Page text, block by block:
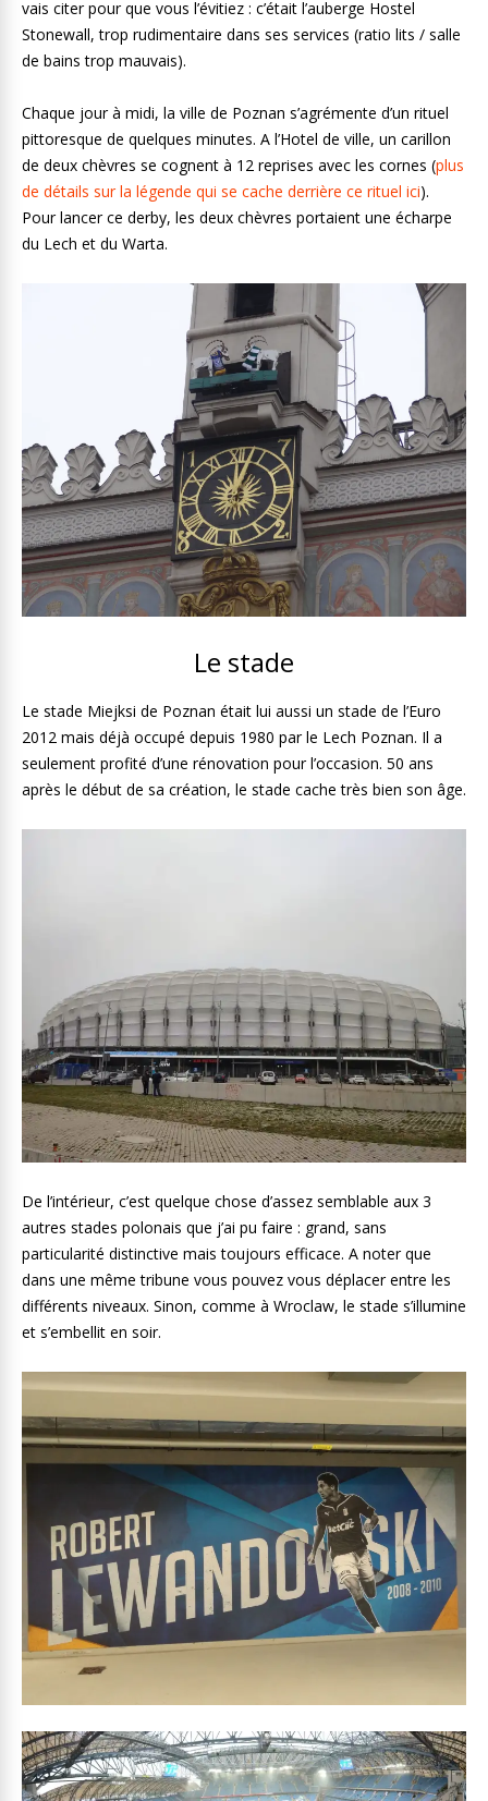
vais citer pour que vous l’évitiez : c’était l’auberge Hostel
Stonewall, trop rudimentaire dans ses services (ratio lits / salle
de bains trop mauvais).
Chaque jour à midi, la ville de Poznan s’agrémente d’un rituel
pittoresque de quelques minutes. A l’Hotel de ville, un carillon
de deux chèvres se cognent à 12 reprises avec les cornes (plus
de détails sur la légende qui se cache derrière ce rituel ici).
Pour lancer ce derby, les deux chèvres portaient une écharpe
du Lech et du Warta.
Le stade
Le stade Miejksi de Poznan était lui aussi un stade de l’Euro
2012 mais déjà occupé depuis 1980 par le Lech Poznan. Il a
seulement profité d’une rénovation pour l’occasion. 50 ans
après le début de sa création, le stade cache très bien son âge.
De l’intérieur, c’est quelque chose d’assez semblable aux 3
autres stades polonais que j’ai pu faire : grand, sans
particularité distinctive mais toujours efficace. A noter que
dans une même tribune vous pouvez vous déplacer entre les
différents niveaux. Sinon, comme à Wroclaw, le stade s’illumine
et s’embellit en soir.